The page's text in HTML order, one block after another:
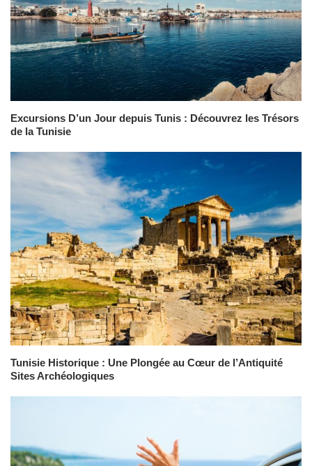
Excursions D’un Jour depuis Tunis : Découvrez les Trésors
de la Tunisie
Tunisie Historique : Une Plongée au Cœur de l’Antiquité
Sites Archéologiques